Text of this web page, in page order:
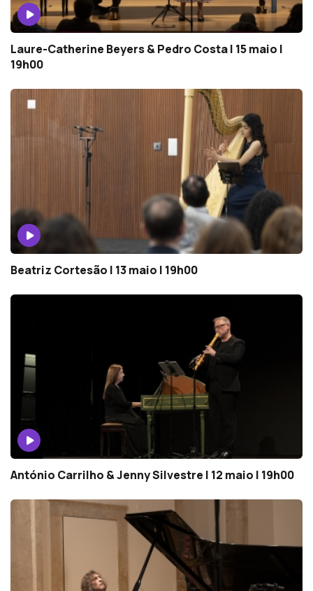
Laure-Catherine Beyers & Pedro Costa | 15 maio |
19h00
Beatriz Cortesão | 13 maio | 19h00
António Carrilho & Jenny Silvestre | 12 maio | 19h00